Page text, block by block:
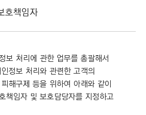
호책임자
보 처리에 관한 업무를 총괄해서
정보 처리와 관련한 고객의
해구제 등을 위하여 아래와 같이
책임자 및 보호담당자를 지정하고